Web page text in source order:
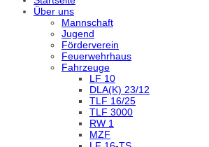
Über uns
Mannschaft
Jugend
Förderverein
Feuerwehrhaus
Fahrzeuge
LF 10
DLA(K) 23/12
TLF 16/25
TLF 3000
RW 1
MZF